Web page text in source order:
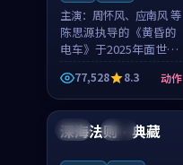
主演： 周怀风、应南风 等
陈思源执导的《黄昏的
电车》于2025年面世，
日本的城市气质与渔村
故事的人物心境共同构
筑了影片基调。周怀
风、应南风用细腻的表
演撑起整部动作电影，
77,528 8.3 动作
法国 热播
深海法则·典藏